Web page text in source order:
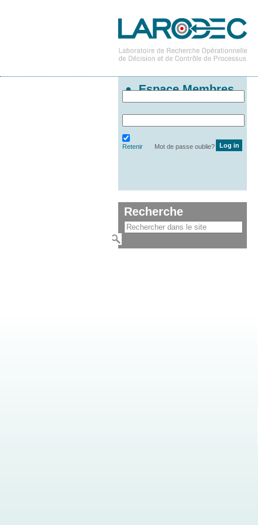
Espace Membres
Retenir Mot de passe oublie?
Recherche